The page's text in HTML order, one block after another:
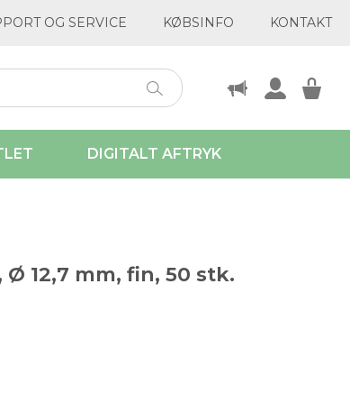
OG SERVICE KØBSINFO KONTAKT
DIGITALT AFTRYK
12,7 mm, fin, 50 stk.